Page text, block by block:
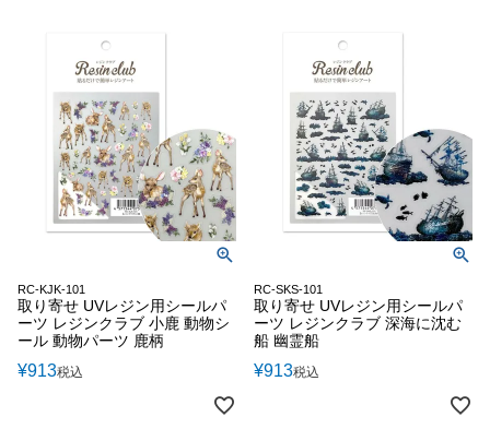
RC-KJK-101
取り寄せ UVレジン用シールパ
ーツ レジンクラブ 小鹿 動物シ
ール 動物パーツ 鹿柄
¥913税込
RC-SKS-101
取り寄せ UVレジン用シールパ
ーツ レジンクラブ 深海に沈む
船 幽霊船
¥913税込